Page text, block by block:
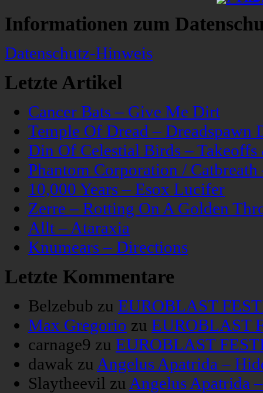
Informationen zum
Datenschutz-Hinweis
Letzte Artikel
Cancer Bats – Give Me Dirt
Temple Of Dread – Dreadspawn
Din Of Celestial Birds –
Phantom Corporation /
10,000 Years – Esox Lucifer
Zerre – Rotting On A Golden
Allt – Ataraxia
Knumears – Directions
Letzte Kommentare
Belzebub zu EUROBLAST
Max Gregorio zu EUROBLAST
carnage9 zu EUROBLAST
dawak zu Angelus Apatrida –
Slaytheevil zu Angelus Apatrida